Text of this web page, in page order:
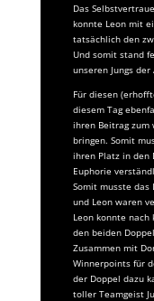
Das
konnte Leon mit
tatsächlich den
Und somit stand
unseren Jungs
Für diesen
diesem Tag
ihren Beitrag zum
bringen. Somit
ihren Platz in den
Euphorie
Somit musste das
und Leon waren
Leon konnte
den beiden
Zusammen mit
Winnerpoints für
der Doppel dazu
toller Teamgeist